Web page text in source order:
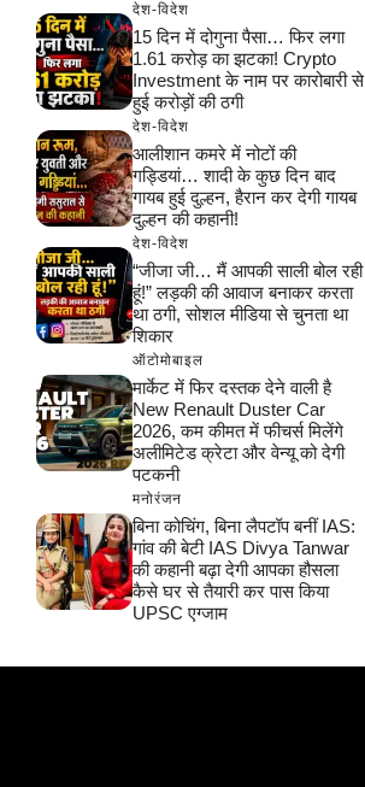
देश-विदेश
15 दिन में दोगुना पैसा… फिर लगा
1.61 करोड़ का झटका! Crypto
Investment के नाम पर कारोबारी से
हुई करोड़ों की ठगी
देश-विदेश
आलीशान कमरे में नोटों की
गड्डियां… शादी के कुछ दिन बाद
गायब हुई दुल्हन, हैरान कर देगी गायब
दुल्हन की कहानी!
देश-विदेश
“जीजा जी… मैं आपकी साली बोल रही
हूं!” लड़की की आवाज बनाकर करता
था ठगी, सोशल मीडिया से चुनता था
शिकार
ऑटोमोबाइल
मार्केट में फिर दस्तक देने वाली है
New Renault Duster Car
2026, कम कीमत में फीचर्स मिलेंगे
अलीमिटेड क्रेटा और वेन्यू को देगी
पटकनी
मनोरंजन
बिना कोचिंग, बिना लैपटॉप बनीं IAS:
गांव की बेटी IAS Divya Tanwar
की कहानी बढ़ा देगी आपका हौसला
कैसे घर से तैयारी कर पास किया
UPSC एग्जाम